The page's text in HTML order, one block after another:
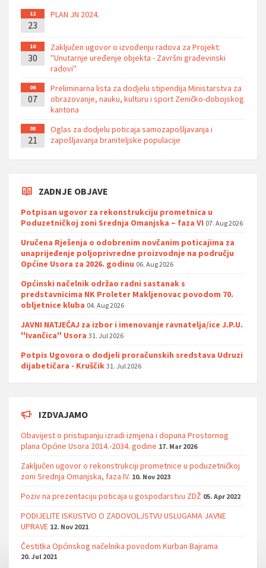
12
23
PLAN JN 2024.
10
30
Zaključen ugovor o izvođenju radova za Projekt:
''Unutarnje uređenje objekta - Završni građevinski
radovi''
06
07
Preliminarna lista za dodjelu stipendija Ministarstva za
obrazovanje, nauku, kulturu i sport Zeničko-dobojskog
kantona
05
21
Oglas za dodjelu poticaja samozapošljavanja i
zapošljavanja braniteljske populacije
ZADNJE OBJAVE
Potpisan ugovor za rekonstrukciju prometnica u
Poduzetničkoj zoni Srednja Omanjska – faza VI 07. Aug 2026
Uručena Rješenja o odobrenim novčanim poticajima za
unaprijeđenje poljoprivredne proizvodnje na području
Općine Usora za 2026. godinu 06. Aug 2026
Općinski načelnik održao radni sastanak s
predstavnicima NK Proleter Makljenovac povodom 70.
obljetnice kluba 04. Aug 2026
JAVNI NATJEČAJ za izbor i imenovanje ravnatelja/ice J.P.U.
''Ivančica'' Usora 31. Jul 2026
Potpis Ugovora o dodjeli proračunskih sredstava Udruzi
dijabetičara - Kruščik 31. Jul 2026
IZDVAJAMO
Obavijest o pristupanju izradi izmjena i dopuna Prostornog
plana Općine Usora 2014.-2034. godine 17. Mar 2026
Zaključen ugovor o rekonstrukciji prometnice u poduzetničkoj
zoni Srednja Omanjska, faza IV. 10. Nov 2023
Poziv na prezentaciju poticaja u gospodarstvu ZDŽ 05. Apr 2022
PODIJELITE ISKUSTVO O ZADOVOLJSTVU USLUGAMA JAVNE
UPRAVE 12. Nov 2021
Čestitka Općinskog načelnika povodom Kurban Bajrama
20. Jul 2021